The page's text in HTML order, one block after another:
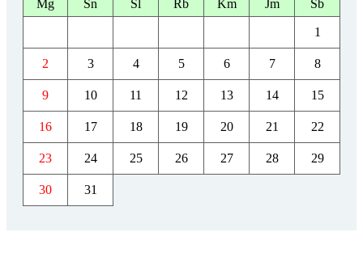
Mg Sn Sl Rb Km Jm Sb
1
2 3 4 5 6 7 8
9 10 11 12 13 14 15
16 17 18 19 20 21 22
23 24 25 26 27 28 29
30 31